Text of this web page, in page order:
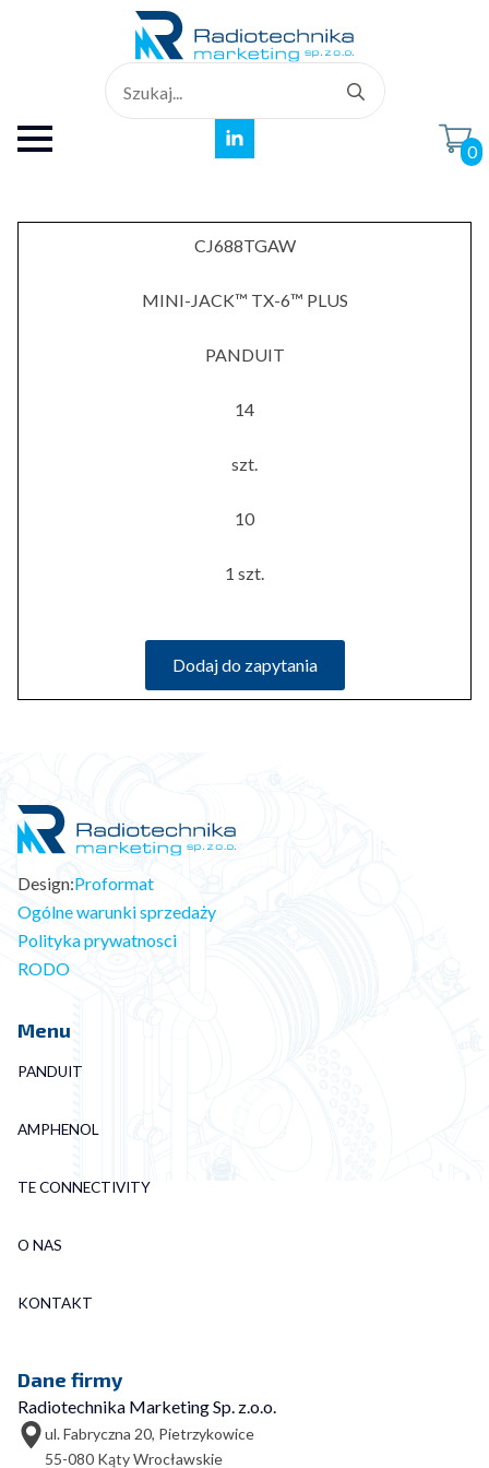
for:
0
CJ688TGAW
MINI-JACK™ TX-6™ PLUS
PANDUIT
14
szt.
10
1 szt.
Dodaj do zapytania
Design:Proformat
Ogólne warunki sprzedaży
Polityka prywatnosci
RODO
Menu
PANDUIT
AMPHENOL
TE CONNECTIVITY
O NAS
KONTAKT
Dane firmy
Radiotechnika Marketing Sp. z.o.o.
ul. Fabryczna 20, Pietrzykowice
55-080 Kąty Wrocławskie